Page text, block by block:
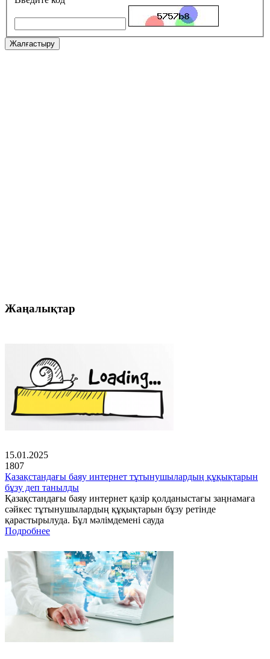
Жалғастыру
Жаңалықтар
15.01.2025
1807
Қазақстандағы баяу интернет тұтынушылардың құқықтарын
бұзу деп танылды
Қазақстандағы баяу интернет қазір қолданыстағы заңнамаға
сәйкес тұтынушылардың құқықтарын бұзу ретінде
қарастырылуда. Бұл мәлімдемені сауда
Подробнее